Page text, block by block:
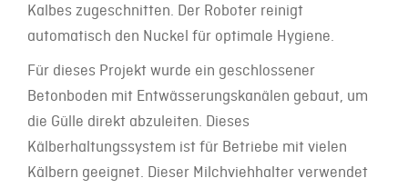
Kalbes zugeschnitten. Der Roboter reinigt
automatisch den Nuckel für optimale Hygiene.
Für dieses Projekt wurde ein geschlossener
Betonboden mit Entwässerungskanälen gebaut, um
die Gülle direkt abzuleiten. Dieses
Kälberhaltungssystem ist für Betriebe mit vielen
Kälbern geeignet. Dieser Milchviehhalter verwendet